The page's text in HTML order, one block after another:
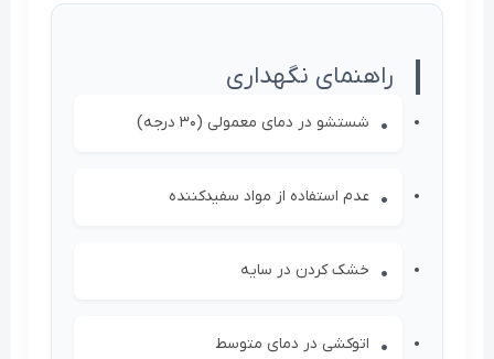
راهنمای نگهداری
شستشو در دمای معمولی (30 درجه)
عدم استفاده از مواد سفیدکننده
خشک کردن در سایه
اتوکشی در دمای متوسط